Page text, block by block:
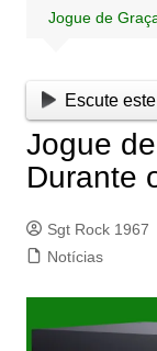
Jogue de
Escute
Jogue
Durante
Sgt Rock 1967
Notícias